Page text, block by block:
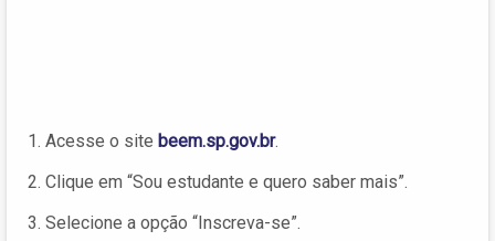
Acesse o site beem.sp.gov.br.
Clique em “Sou estudante e quero saber mais”.
Selecione a opção “Inscreva-se”.